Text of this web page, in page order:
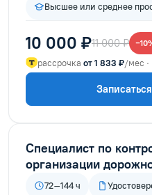
Высшее или среднее
10 000 ₽11 000 ₽
рассрочка от 1 833 ₽/мес ·
Записаться
Специалист по
организации
72–144 ч